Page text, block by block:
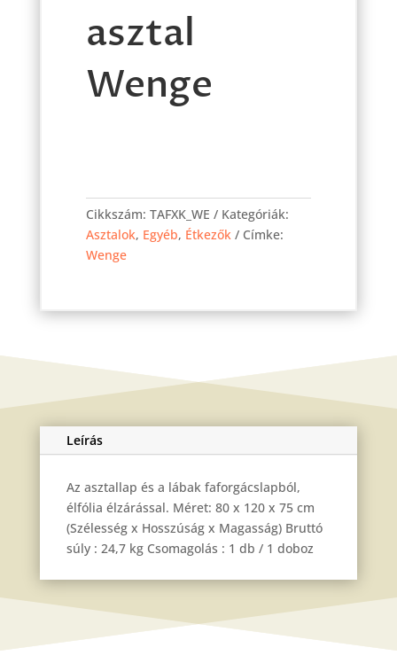
asztal
Wenge
kis
asztal
Wenge
Cikkszám: TAFXK_WE
Kategóriák:
Asztalok, Egyéb, Étkezők
Címke:
Wenge
Leírás
Az asztallap és a lábak faforgácslapból,
élfólia élzárással. Méret: 80 x 120 x 75 cm
(Szélesség x Hosszúság x Magasság) Bruttó
súly : 24,7 kg Csomagolás : 1 db / 1 doboz